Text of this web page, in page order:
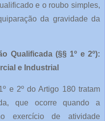
e o roubo simples,
da gravidade da
Qualificada (§§ 1º e 2º):
e Industrial
e 2º do Artigo 180 tratam
que ocorre quando a
exercício de atividade